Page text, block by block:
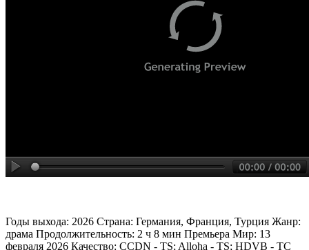
Годы выхода: 2026 Страна: Германия, Франция, Турция Жанр:
драма Продолжительность: 2 ч 8 мин Премьера Мир: 13
февраля 2026 Качество: CCDN - TS; Alloha - TS; HDVB - TC